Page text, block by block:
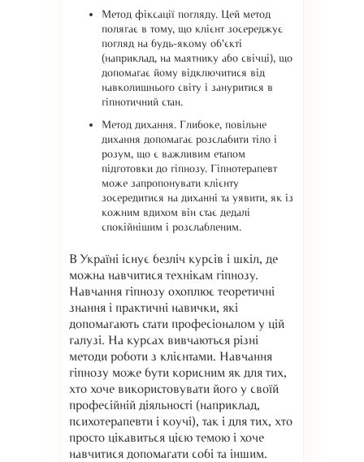
Метод фіксації погляду. Цей метод
полягає в тому, що клієнт зосереджує
погляд на будь-якому об'єкті
(наприклад, на маятнику або свічці), що
допомагає йому відключитися від
навколишнього світу і зануритися в
гіпнотичний стан.
Метод дихання. Глибоке, повільне
дихання допомагає розслабити тіло і
розум, що є важливим етапом
підготовки до гіпнозу. Гіпнотерапевт
може запропонувати клієнту
зосередитися на диханні та уявити, як із
кожним вдихом він стає дедалі
спокійнішим і розслабленим.
В Україні існує безліч курсів і шкіл, де
можна навчитися технікам гіпнозу.
Навчання гіпнозу охоплює теоретичні
знання і практичні навички, які
допомагають стати професіоналом у цій
галузі. На курсах вивчаються різні
методи роботи з клієнтами. Навчання
гіпнозу може бути корисним як для тих,
хто хоче використовувати його у своїй
професійній діяльності (наприклад,
психотерапевти і коучі), так і для тих, хто
просто цікавиться цією темою і хоче
навчитися допомагати собі та іншим.